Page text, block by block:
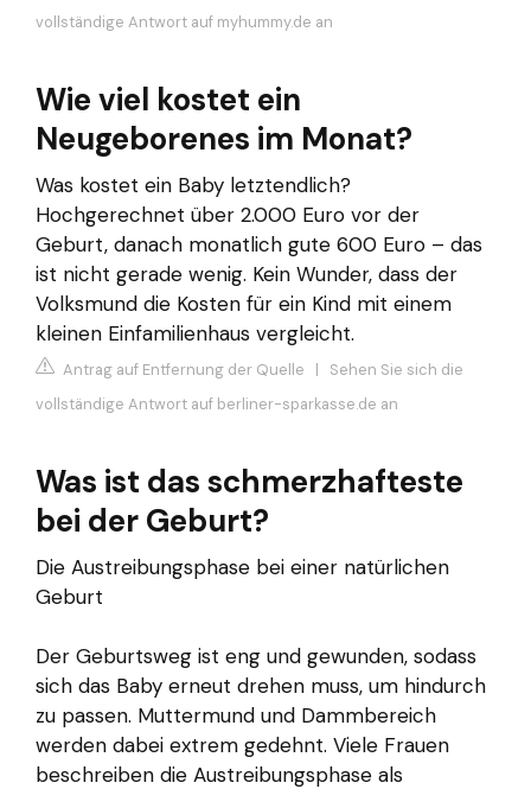
vollständige Antwort auf myhummy.de an
Wie viel kostet ein
Neugeborenes im Monat?
Was kostet ein Baby letztendlich?
Hochgerechnet über 2.000 Euro vor der
Geburt, danach monatlich gute 600 Euro – das
ist nicht gerade wenig. Kein Wunder, dass der
Volksmund die Kosten für ein Kind mit einem
kleinen Einfamilienhaus vergleicht.
Antrag auf Entfernung der Quelle | Sehen Sie sich die
vollständige Antwort auf berliner-sparkasse.de an
Was ist das schmerzhafteste
bei der Geburt?
Die Austreibungsphase bei einer natürlichen
Geburt
Der Geburtsweg ist eng und gewunden, sodass
sich das Baby erneut drehen muss, um hindurch
zu passen. Muttermund und Dammbereich
werden dabei extrem gedehnt. Viele Frauen
beschreiben die Austreibungsphase als